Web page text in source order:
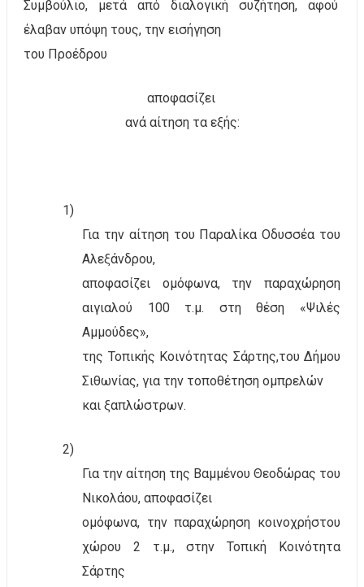
Συμβούλιο, μετά από διαλογική συζήτηση, αφού
έλαβαν υπόψη τους, την εισήγηση
του Προέδρου
αποφασίζει
ανά αίτηση τα εξής:
1)
Για την αίτηση του Παραλίκα Οδυσσέα του
Αλεξάνδρου,
αποφασίζει ομόφωνα, την παραχώρηση
αιγιαλού 100 τ.μ. στη θέση «Ψιλές
Αμμούδες»,
της Τοπικής Κοινότητας Σάρτης,του Δήμου
Σιθωνίας, για την τοποθέτηση ομπρελών
και ξαπλώστρων.
2)
Για την αίτηση της Βαμμένου Θεοδώρας του
Νικολάου, αποφασίζει
ομόφωνα, την παραχώρηση κοινοχρήστου
χώρου 2 τ.μ., στην Τοπική Κοινότητα
Σάρτης